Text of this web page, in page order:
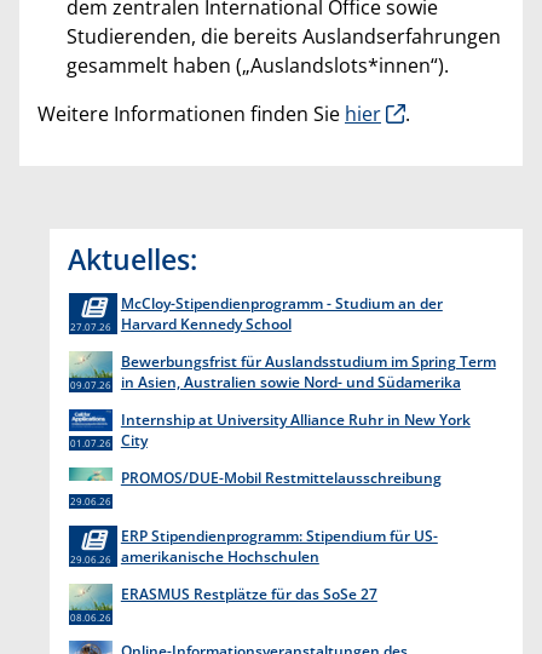
dem zentralen International Office sowie
Studierenden, die bereits Auslandserfahrungen
gesammelt haben („Auslandslots*innen“).
Weitere Informationen finden Sie hier .
Aktuelles:
McCloy-Stipendienprogramm - Studium an der
Harvard Kennedy School
27.07.26
Bewerbungsfrist für Auslandsstudium im Spring Term
in Asien, Australien sowie Nord- und Südamerika
09.07.26
Internship at University Alliance Ruhr in New York
City
01.07.26
PROMOS/DUE-Mobil Restmittelausschreibung
29.06.26
ERP Stipendienprogramm: Stipendium für US-
amerikanische Hochschulen
29.06.26
ERASMUS Restplätze für das SoSe 27
08.06.26